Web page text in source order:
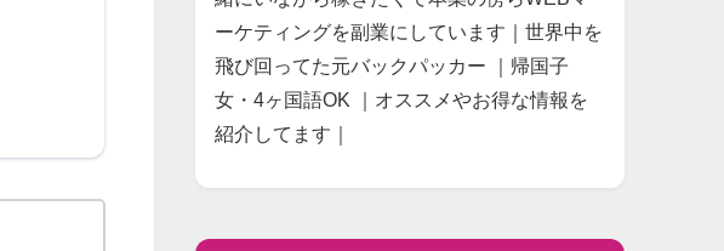
ーケティングを副業にしています｜世界中を
飛び回ってた元バックパッカー ｜帰国子
女・4ヶ国語OK ｜オススメやお得な情報を
紹介してます｜